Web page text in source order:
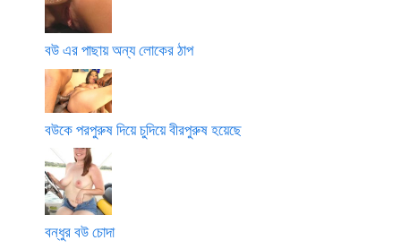
বউ এর পাছায় অন্য লোকের ঠাপ
বউকে পরপুরুষ দিয়ে চুদিয়ে বীরপুরুষ হয়েছে
বন্ধুর বউ চোদা